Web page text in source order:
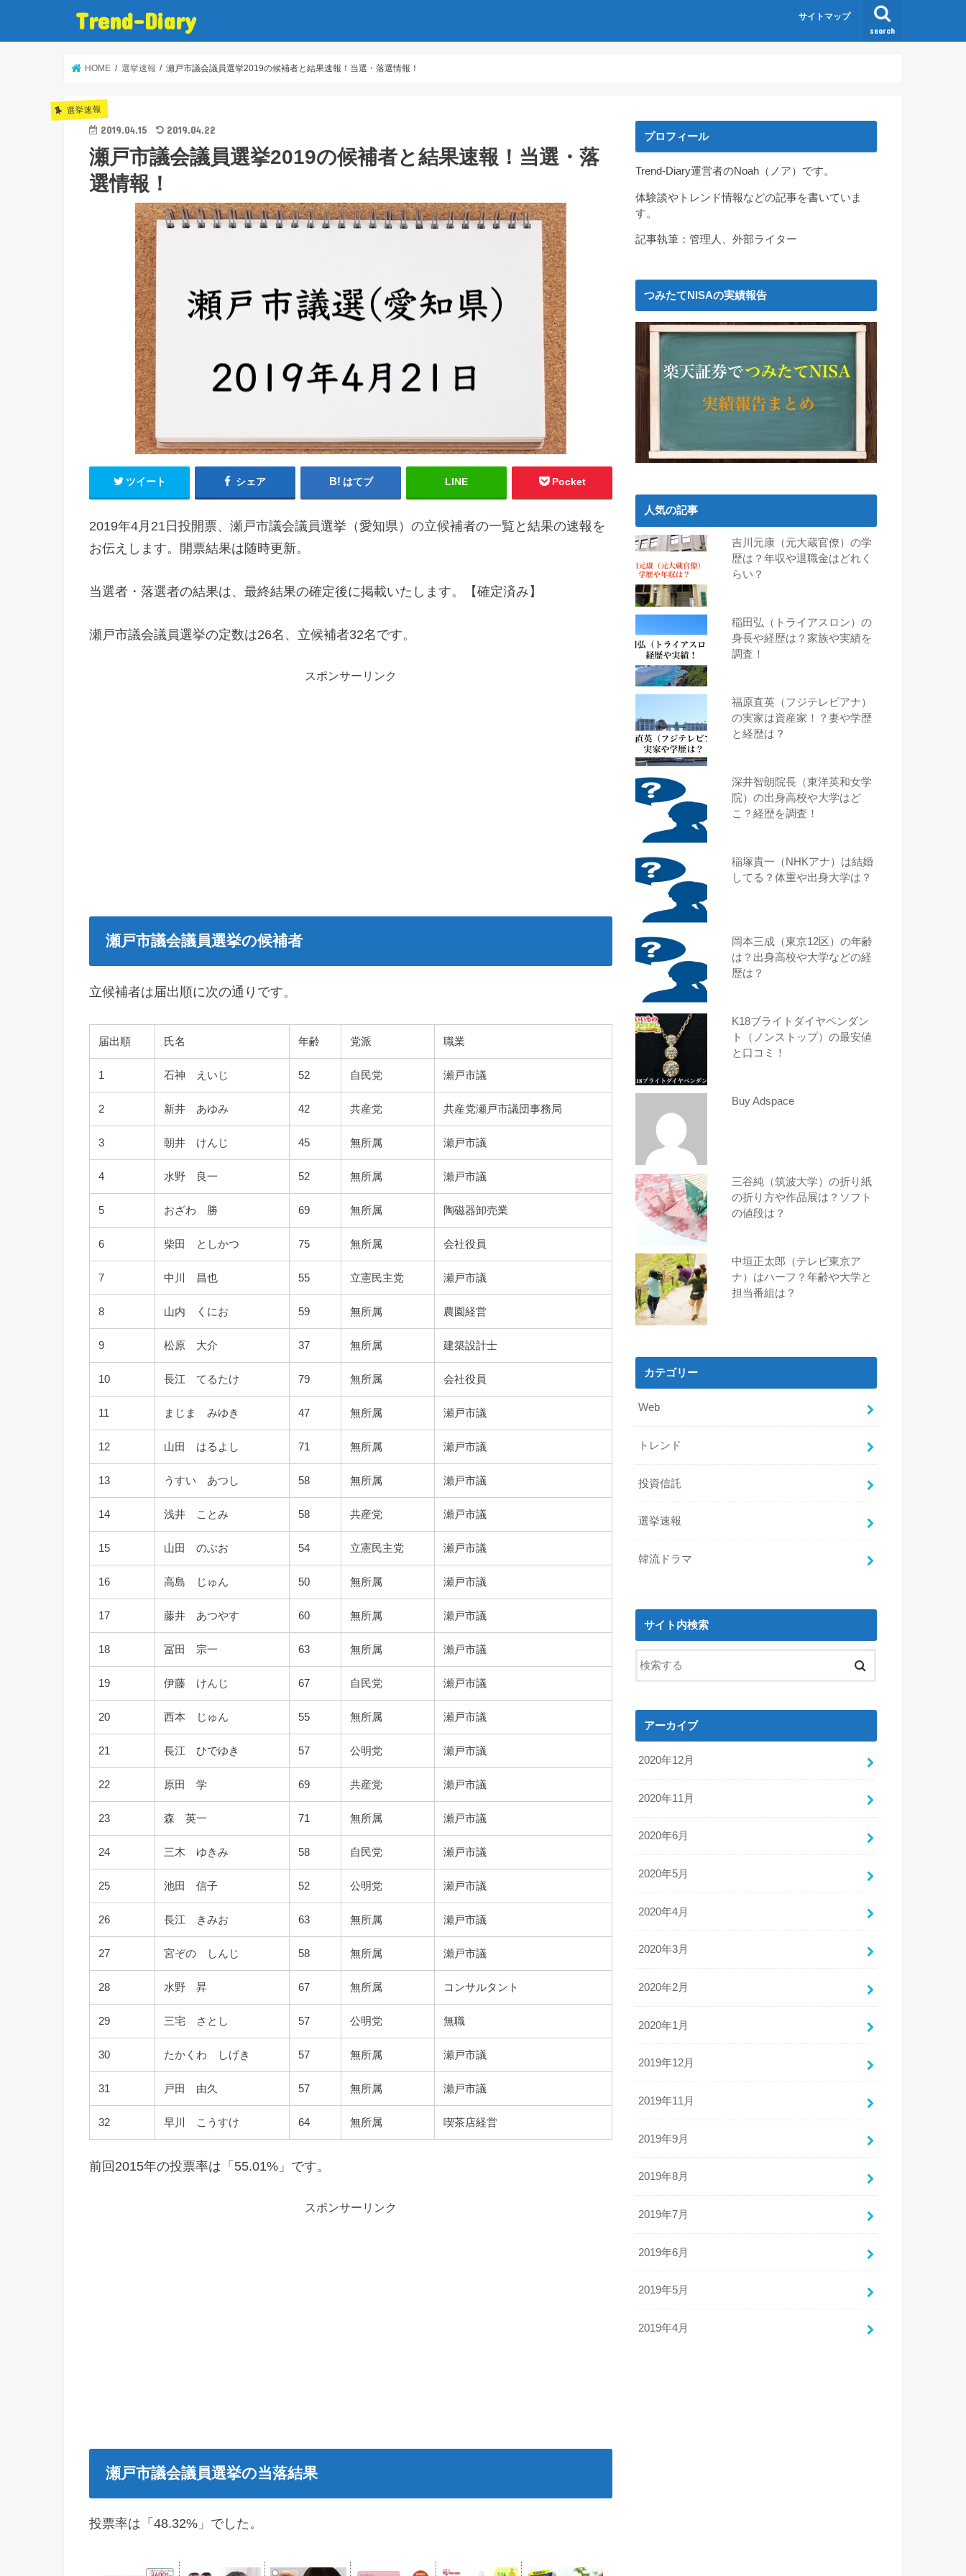
Trend-Diary search
サイトマップ
HOME 選挙速報 瀬戸市議会議員選挙2019の候補者と結果速報！当選・落選情報！
選挙速報
2019.04.15 2019.04.22
瀬戸市議会議員選挙2019の候補者と結果速報！当選・落
選情報！
ツイート シェア はてブ LINE Pocket
2019年4月21日投開票、瀬戸市議会議員選挙（愛知県）の立候補者の一覧と結果の速報を
お伝えします。開票結果は随時更新。
当選者・落選者の結果は、最終結果の確定後に掲載いたします。【確定済み】
瀬戸市議会議員選挙の定数は26名、立候補者32名です。
スポンサーリンク
瀬戸市議会議員選挙の候補者
立候補者は届出順に次の通りです。
届出順 氏名 年齢 党派 職業
1 石神 えいじ 52 自民党 瀬戸市議
2 新井 あゆみ 42 共産党 共産党瀬戸市議団事務局
3 朝井 けんじ 45 無所属 瀬戸市議
4 水野 良一 52 無所属 瀬戸市議
5 おざわ 勝 69 無所属 陶磁器卸売業
6 柴田 としかつ 75 無所属 会社役員
7 中川 昌也 55 立憲民主党 瀬戸市議
8 山内 くにお 59 無所属 農園経営
9 松原 大介 37 無所属 建築設計士
10 長江 てるたけ 79 無所属 会社役員
11 まじま みゆき 47 無所属 瀬戸市議
12 山田 はるよし 71 無所属 瀬戸市議
13 うすい あつし 58 無所属 瀬戸市議
14 浅井 ことみ 58 共産党 瀬戸市議
15 山田 のぶお 54 立憲民主党 瀬戸市議
16 高島 じゅん 50 無所属 瀬戸市議
17 藤井 あつやす 60 無所属 瀬戸市議
18 冨田 宗一 63 無所属 瀬戸市議
19 伊藤 けんじ 67 自民党 瀬戸市議
20 西本 じゅん 55 無所属 瀬戸市議
21 長江 ひでゆき 57 公明党 瀬戸市議
22 原田 学 69 共産党 瀬戸市議
23 森 英一 71 無所属 瀬戸市議
24 三木 ゆきみ 58 自民党 瀬戸市議
25 池田 信子 52 公明党 瀬戸市議
26 長江 きみお 63 無所属 瀬戸市議
27 宮ぞの しんじ 58 無所属 瀬戸市議
28 水野 昇 67 無所属 コンサルタント
29 三宅 さとし 57 公明党 無職
30 たかくわ しげき 57 無所属 瀬戸市議
31 戸田 由久 57 無所属 瀬戸市議
32 早川 こうすけ 64 無所属 喫茶店経営
前回2015年の投票率は「55.01%」です。
スポンサーリンク
瀬戸市議会議員選挙の当落結果
投票率は「48.32%」でした。
プロフィール
Trend-Diary運営者のNoah（ノア）です。
体験談やトレンド情報などの記事を書いていま
す。
記事執筆：管理人、外部ライター
つみたてNISAの実績報告
人気の記事
吉川元康（元大蔵官僚）の学
歴は？年収や退職金はどれく
らい？
稲田弘（トライアスロン）の
身長や経歴は？家族や実績を
調査！
福原直英（フジテレビアナ）
の実家は資産家！？妻や学歴
と経歴は？
深井智朗院長（東洋英和女学
院）の出身高校や大学はど
こ？経歴を調査！
稲塚貴一（NHKアナ）は結婚
してる？体重や出身大学は？
岡本三成（東京12区）の年齢
は？出身高校や大学などの経
歴は？
K18ブライトダイヤペンダン
ト（ノンストップ）の最安値
と口コミ！
Buy Adspace
三谷純（筑波大学）の折り紙
の折り方や作品展は？ソフト
の値段は？
中垣正太郎（テレビ東京ア
ナ）はハーフ？年齢や大学と
担当番組は？
カテゴリー
Web
トレンド
投資信託
選挙速報
韓流ドラマ
サイト内検索
アーカイブ
2020年12月
2020年11月
2020年6月
2020年5月
2020年4月
2020年3月
2020年2月
2020年1月
2019年12月
2019年11月
2019年9月
2019年8月
2019年7月
2019年6月
2019年5月
2019年4月